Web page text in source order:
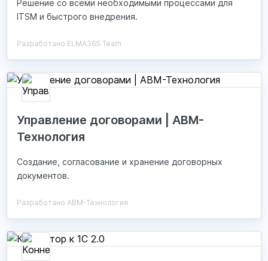
Решение со всеми необходимыми процессами для
ITSM и быстрого внедрения.
Разработано ELMA365 Team
Управление договорами | АВМ-
Технология
Создание, согласование и хранение договорных
документов.
Разработано АВМ-Технология